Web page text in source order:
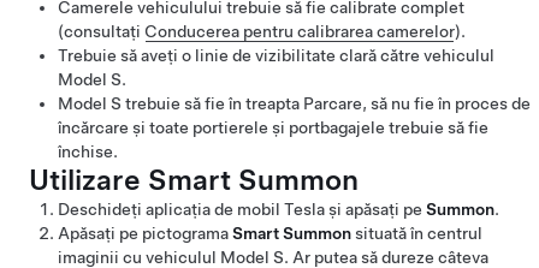
Camerele vehiculului trebuie să fie calibrate complet
(consultați Conducerea pentru calibrarea camerelor).
Trebuie să aveți o linie de vizibilitate clară către vehiculul
Model S.
Model S trebuie să fie în treapta Parcare, să nu fie în proces de
încărcare și toate portierele și portbagajele trebuie să fie
închise.
Utilizare Smart Summon
Deschideți aplicația de mobil Tesla și apăsați pe Summon.
Apăsați pe pictogramaSmart Summonsituată în centrul
imaginii cu vehiculul Model S. Ar putea să dureze câteva